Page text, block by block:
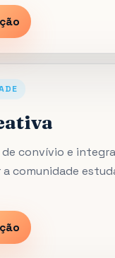
convívio e
comunidade